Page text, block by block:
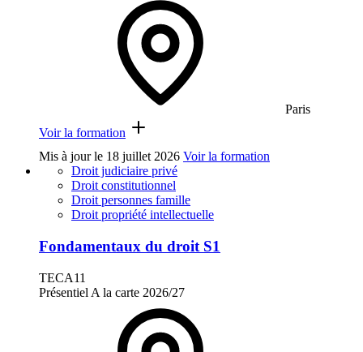
Paris
Voir la formation
Mis à jour le 18 juillet 2026 Voir la formation
Droit judiciaire privé
Droit constitutionnel
Droit personnes famille
Droit propriété intellectuelle
Fondamentaux du droit S1
TECA11
Présentiel A la carte 2026/27